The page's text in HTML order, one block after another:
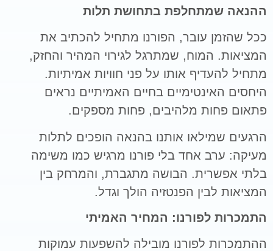
ההנאה שמתחלפת בתחושת תלות
ככל שהזמן עובר, הפורנו מתחיל להכתיב את
המציאות. המוח, שמתרגל לגירוי המהיר והחזק,
מתחיל להעדיף אותו על פני חוויות אמיתיות.
היחסים האינטימיים בחיים האמיתיים נראים
פתאום פחות מלהיבים, פחות מספקים.
הרגעים שמילאו אותנו בהנאה הופכים לתלות
מעיקה: ערב אחד בלי פורנו מרגיש כמו משימה
בלתי אפשרית. הבושה מתגברת, והמרחק בין
המציאות לבין הפנטזיה הולך וגדל.
התמכרות לפורנו: המחיר האמיתי
ההתמכרות לפורנו מובילה להשפעות עמוקות